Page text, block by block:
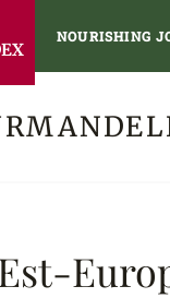
NOURISHING